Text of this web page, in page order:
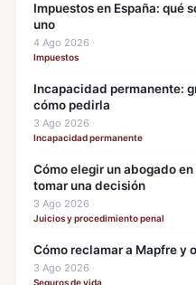
Impuestos en España: qué
uno
4 Ago 2026 ·
Impuestos
Incapacidad permanente:
cómo pedirla
3 Ago 2026 ·
Incapacidad permanente
Cómo elegir un abogado
tomar una decisión
3 Ago 2026 ·
Juicios y procedimiento penal
Cómo reclamar a Mapfre y
3 Ago 2026 ·
Seguros de vida